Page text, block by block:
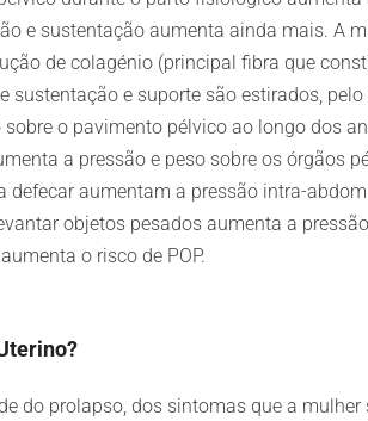
e sustentação aumenta ainda mais. A
de colagénio (principal fibra que
e suporte são estirados,
o pavimento pélvico ao longo dos
a pressão e peso sobre os órgãos
aumentam a pressão intra-
objetos pesados aumenta a
o risco de POP.
do prolapso, dos sintomas que a mulher